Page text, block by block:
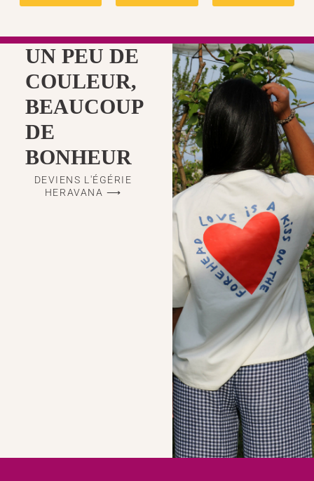
UN PEU DE
COULEUR,
BEAUCOUP
DE
BONHEUR
DEVIENS L'ÉGÉRIE
HERAVANA ⟶